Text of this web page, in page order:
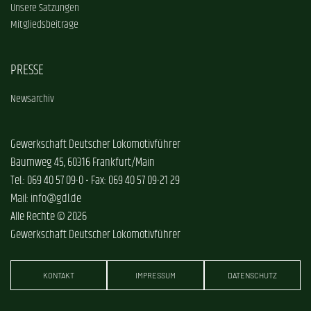
Unsere Satzungen
Mitgliedsbeiträge
PRESSE
Newsarchiv
Gewerkschaft Deutscher Lokomotivführer
Baumweg 45, 60316 Frankfurt/Main
Tel.: 069 40 57 09-0 • Fax: 069 40 57 09-21 29
Mail: info@gdl.de
Alle Rechte © 2026
Gewerkschaft Deutscher Lokomotivführer
KONTAKT IMPRESSUM DATENSCHUTZ